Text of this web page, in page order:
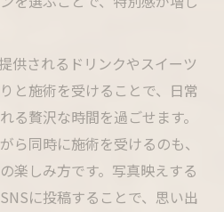
供されるドリンクやスイーツ
と施術を受けることで、日常
る贅沢な時間を過ごせます。
ら同時に施術を受けるのも、
楽しみ方です。写真映えする
に投稿することで、思い出